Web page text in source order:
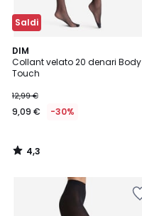
Saldi
DIM
Collant velato 20 denari Body
Touch
12,99 €
9,09 € -30%
4,3
/ 5
4,3
/